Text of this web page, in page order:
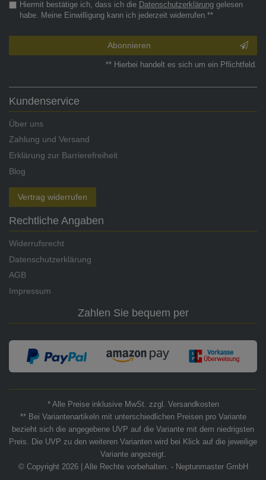
Hiermit bestätige ich, dass ich die Daten­schutz­erklärunggelesen
habe. Meine Einwilligung kann ich jederzeit widerrufen.**
Abonnieren
** Hierbei handelt es sich um ein Pflichtfeld.
Kundenservice
Über uns
Zahlung und Versand
Erklärung zur Barrierefreiheit
Blog
Vertrag widerrufen
Rechtliche Angaben
Widerrufsrecht
Datenschutzerklärung
AGB
Impressum
Zahlen Sie bequem per
* Alle Preise inklusive MwSt. zzgl. Versandkosten
** Bei Variantenartikeln mit unterschiedlichen Preisen pro Variante
bezieht sich die angegebene UVP auf die Variante mit dem niedrigsten
Preis. Die UVP zu den weiteren Varianten wird bei Klick auf die jeweilige
Variante angezeigt.
© Copyright 2026 | Alle Rechte vorbehalten. - Neptunmaster GmbH